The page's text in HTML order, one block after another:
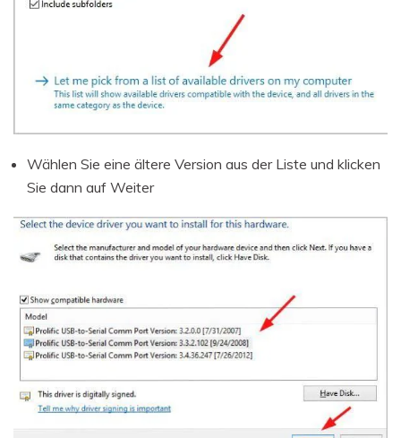
Wählen Sie eine ältere Version aus der Liste und klicken
Sie dann auf Weiter